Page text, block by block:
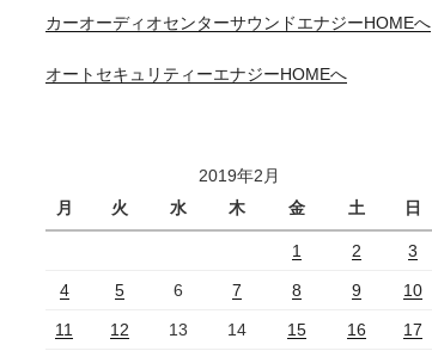
カーオーディオセンターサウンドエナジーHOMEへ
オートセキュリティーエナジーHOMEへ
2019年2月
月
火 水 木 金 土 日
1 2 3
4 5 6 7 8 9 10
11 12 13 14 15 16 17